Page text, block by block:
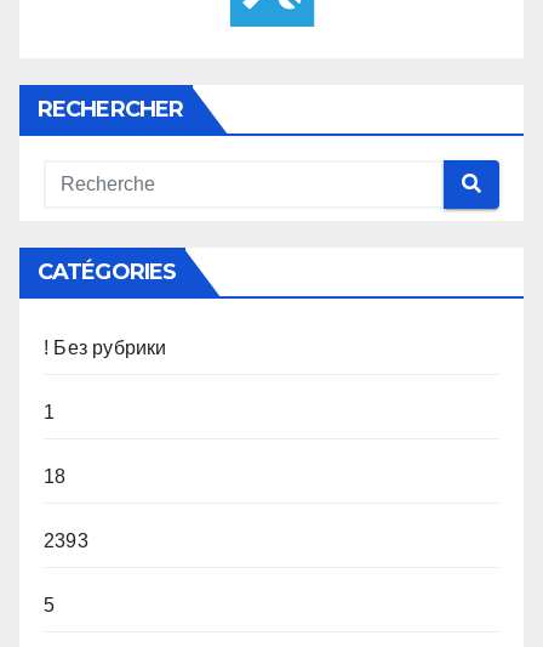
RECHERCHER
CATÉGORIES
! Без рубрики
1
18
2393
5